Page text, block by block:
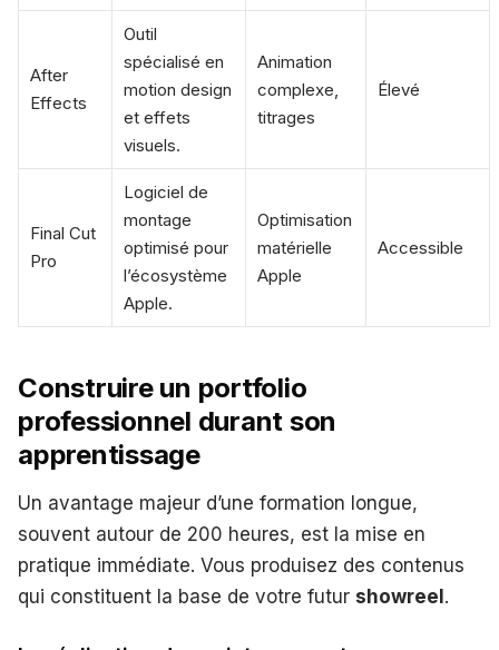
After
Effects
Outil
spécialisé en
motion design
et effets
visuels.
Animation
complexe,
titrages
Élevé
Final Cut
Pro
Logiciel de
montage
optimisé pour
l’écosystème
Apple.
Optimisation
matérielle
Apple
Accessible
Construire un portfolio
professionnel durant son
apprentissage
Un avantage majeur d’une formation longue,
souvent autour de 200 heures, est la mise en
pratique immédiate. Vous produisez des contenus
qui constituent la base de votre futur showreel .